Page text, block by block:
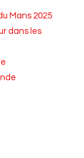
Mans 2025
dans les